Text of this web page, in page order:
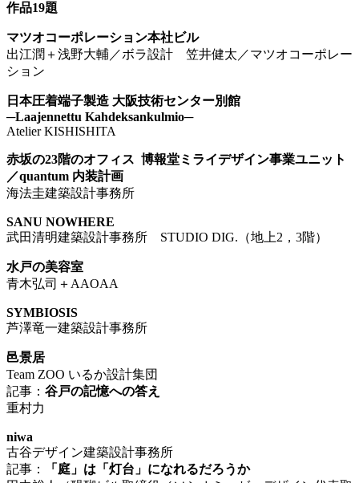
作品19題
マツオコーポレーション本社ビル
出江潤＋浅野大輔／ボラ設計 笠井健太／マツオコーポレー
ション
日本圧着端子製造 大阪技術センター別館
─Laajennettu Kahdeksankulmio─
Atelier KISHISHITA
赤坂の23階のオフィス 博報堂ミライデザイン事業ユニット
／quantum 内装計画
海法圭建築設計事務所
SANU NOWHERE
武田清明建築設計事務所 STUDIO DIG.（地上2，3階）
水戸の美容室
青木弘司＋AAOAA
SYMBIOSIS
芦澤竜一建築設計事務所
邑景居
Team ZOO いるか設計集団
記事： 谷戸の記憶への答え
重村力
niwa
古谷デザイン建築設計事務所
記事：
「庭」は「灯台」になれるだろうか